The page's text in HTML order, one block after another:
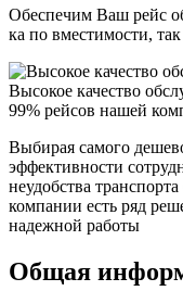
Обеспечим Ваш рейс
ка по вместимости,
Высокое качество
99% рейсов нашей
Выбирая самого
эффективности
неудобства
компании есть ряд
надежной работы
Общая